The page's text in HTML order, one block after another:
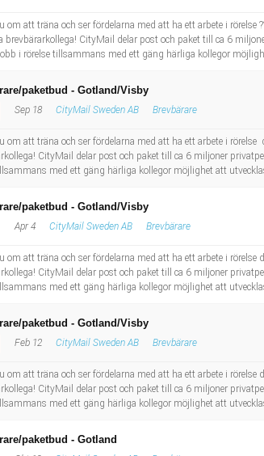
Medicinsk sekreterare
om att träna och ser fördelarna med att ha ett arbete i
brevbärarkollega! CityMail delar post och paket till ca 6
i rörelse tillsammans med ett gäng härliga kollegor
paketbud - Gotland/Visby
Sep 18 CityMail Sweden AB Brevbärare
om att träna och ser fördelarna med att ha ett arbete i
CityMail delar post och paket till ca 6 miljoner
med ett gäng härliga kollegor möjlighet att
paketbud - Gotland/Visby
Apr 4 CityMail Sweden AB Brevbärare
om att träna och ser fördelarna med att ha ett arbete i
CityMail delar post och paket till ca 6 miljoner
med ett gäng härliga kollegor möjlighet att
paketbud - Gotland/Visby
Feb 12 CityMail Sweden AB Brevbärare
om att träna och ser fördelarna med att ha ett arbete i
CityMail delar post och paket till ca 6 miljoner
med ett gäng härliga kollegor möjlighet att
paketbud - Gotland